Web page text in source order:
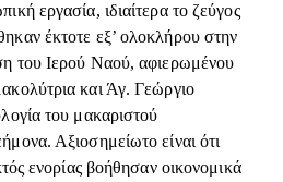
εργασία, ιδιαίτερα το ζεύγος
έκτοτε εξ’ ολοκλήρου στην
του Ιερού Ναού, αφιερωμένου
και Άγ. Γεώργιο
του μακαριστού
Αξιοσημείωτο είναι ότι
ενορίας βοήθησαν οικονομικά